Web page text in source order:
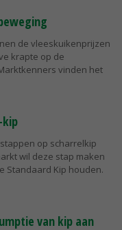
de vleeskuikenprijzen
krapte op de
vinden het
kip
op scharrelkip
wil deze stap maken
Standaard Kip houden.
van kip aan